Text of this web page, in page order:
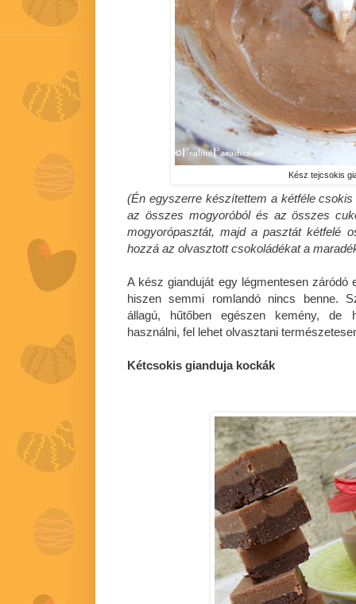
Kész tejcsokis
(Én egyszerre készítettem a kétféle
az összes mogyoróból és az összes
mogyorópasztát, majd a pasztát kétfelé
hozzá az olvasztott csokoládékat a
A kész gianduját egy légmentesen záródó
hiszen semmi romlandó nincs benne.
állagú, hűtőben egészen kemény, de
használni, fel lehet olvasztani
Kétcsokis gianduja kockák